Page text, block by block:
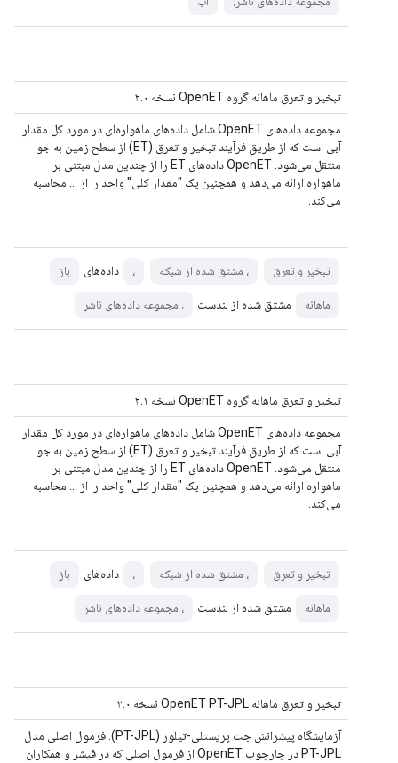
تبخیر و تعرق ماهانه گروه OpenET نسخه ۲.۰
مجموعه داده‌های OpenET شامل داده‌های ماهواره‌ای در مورد کل مقدار
آبی است که از طریق فرآیند تبخیر و تعرق (ET) از سطح زمین به جو
منتقل می‌شود. OpenET داده‌های ET را از چندین مدل مبتنی بر
ماهواره ارائه می‌دهد و همچنین یک "مقدار کلی" واحد را از ... محاسبه
می‌کند.
تبخیر و تعرق ، مشتق شده از شبکه ، داده‌های باز
ماهانه مشتق شده از لندست ، مجموعه داده‌های ناشر
تبخیر و تعرق ماهانه گروه OpenET نسخه ۲.۱
مجموعه داده‌های OpenET شامل داده‌های ماهواره‌ای در مورد کل مقدار
آبی است که از طریق فرآیند تبخیر و تعرق (ET) از سطح زمین به جو
منتقل می‌شود. OpenET داده‌های ET را از چندین مدل مبتنی بر
ماهواره ارائه می‌دهد و همچنین یک "مقدار کلی" واحد را از ... محاسبه
می‌کند.
تبخیر و تعرق ، مشتق شده از شبکه ، داده‌های باز
ماهانه مشتق شده از لندست ، مجموعه داده‌های ناشر
تبخیر و تعرق ماهانه OpenET PT-JPL نسخه ۲.۰
آزمایشگاه پیشرانش جت پریستلی-تیلور (PT-JPL). فرمول اصلی مدل
PT-JPL در چارچوب OpenET از فرمول اصلی که در فیشر و همکاران